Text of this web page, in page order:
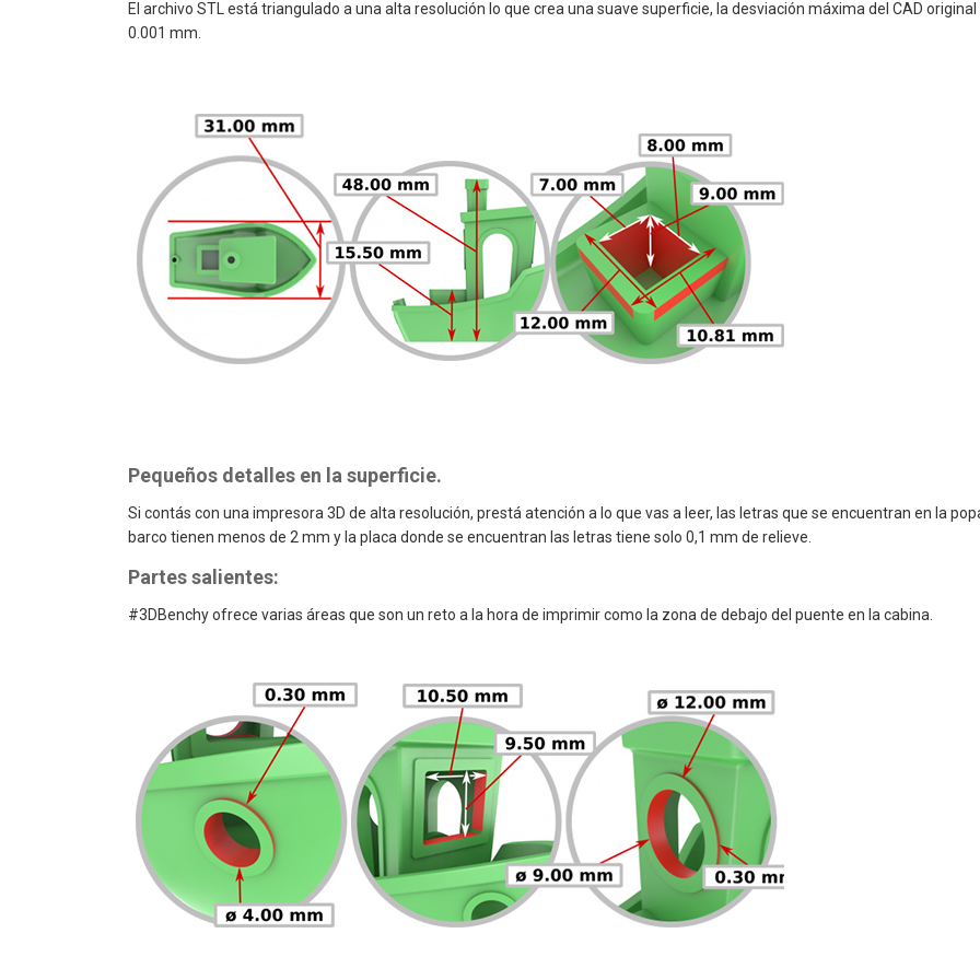
El archivo STL está triangulado a una alta resolución lo que crea una suave superficie, la desviación máxima del CAD original
0.001 mm.
Pequeños detalles en la superficie.
Si contás con una impresora 3D de alta resolución, prestá atención a lo que vas a leer, las letras que se encuentran en la
barco tienen menos de 2 mm y la placa donde se encuentran las letras tiene solo 0,1 mm de relieve.
Partes salientes:
#3DBenchy ofrece varias áreas que son un reto a la hora de imprimir como la zona de debajo del puente en la cabina.